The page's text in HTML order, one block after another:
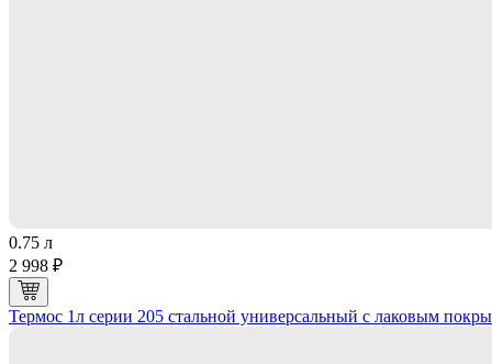
0.75 л
2 998 ₽
Термос 1л серии 205 стальной универсальный с лаковым